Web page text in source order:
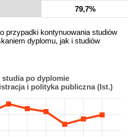
79,7%
przypadki kontynuowania studiów
dyplomu, jak i studiów
studia po dyplomie
i polityka publiczna (Ist.)